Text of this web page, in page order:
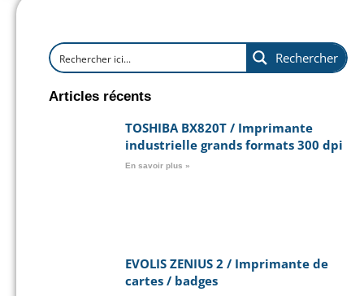
Rechercher
Articles récents
TOSHIBA BX820T / Imprimante
industrielle grands formats 300 dpi
En savoir plus »
EVOLIS ZENIUS 2 / Imprimante de
cartes / badges